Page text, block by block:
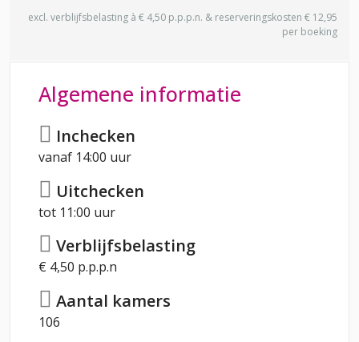
excl. verblijfsbelasting à € 4,50 p.p.p.n. & reserveringskosten € 12,95
per boeking
Algemene informatie
Inchecken
vanaf 14:00 uur
Uitchecken
tot 11:00 uur
Verblijfsbelasting
€ 4,50 p.p.p.n
Aantal kamers
106